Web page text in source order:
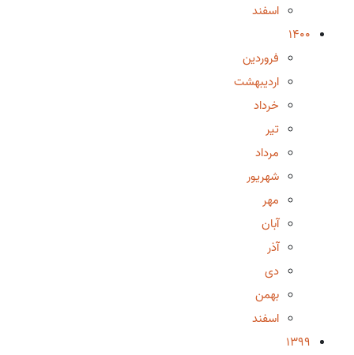
اسفند
1400
فروردین
اردیبهشت
خرداد
تیر
مرداد
شهریور
مهر
آبان
آذر
دی
بهمن
اسفند
1399